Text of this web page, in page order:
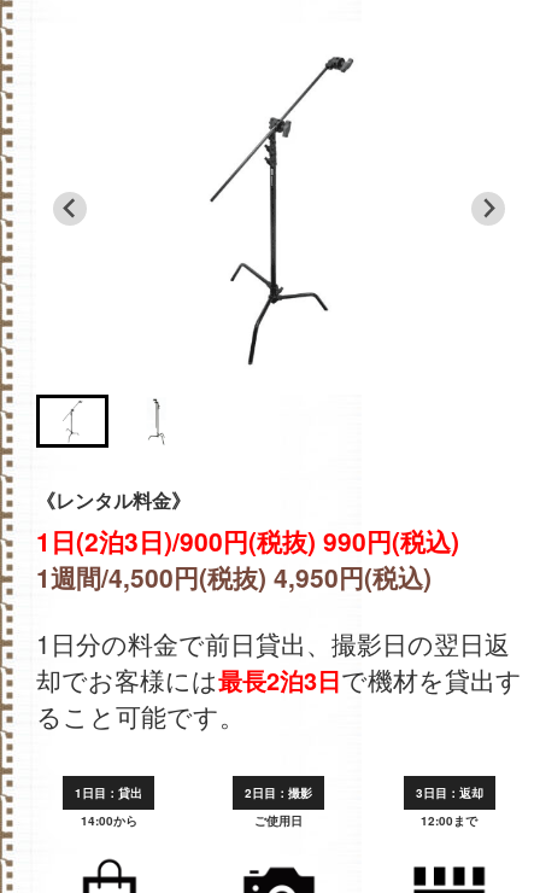
《レンタル料金》
1日(2泊3日)/900円(税抜) 990円(税込)
1週間/4,500円(税抜) 4,950円(税込)
1日分の料金で前日貸出、撮影日の翌日返
却でお客様には最長2泊3日で機材を貸出す
ること可能です。
1日目：貸出
14:00から
2日目：撮影
ご使用日
3日目：返却
12:00まで